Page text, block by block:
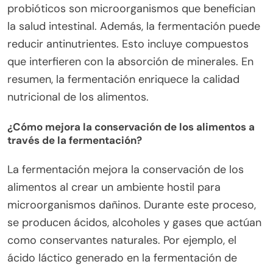
probióticos son microorganismos que benefician
la salud intestinal. Además, la fermentación puede
reducir antinutrientes. Esto incluye compuestos
que interfieren con la absorción de minerales. En
resumen, la fermentación enriquece la calidad
nutricional de los alimentos.
¿Cómo mejora la conservación de los alimentos a
través de la fermentación?
La fermentación mejora la conservación de los
alimentos al crear un ambiente hostil para
microorganismos dañinos. Durante este proceso,
se producen ácidos, alcoholes y gases que actúan
como conservantes naturales. Por ejemplo, el
ácido láctico generado en la fermentación de